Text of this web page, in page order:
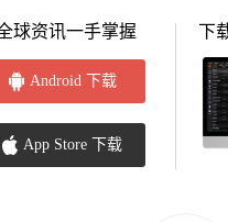
球资讯一手掌握
Android 下载
App Store 下载
下